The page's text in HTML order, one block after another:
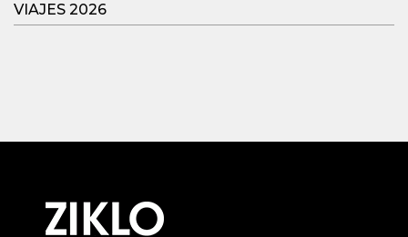
VIAJES 2026